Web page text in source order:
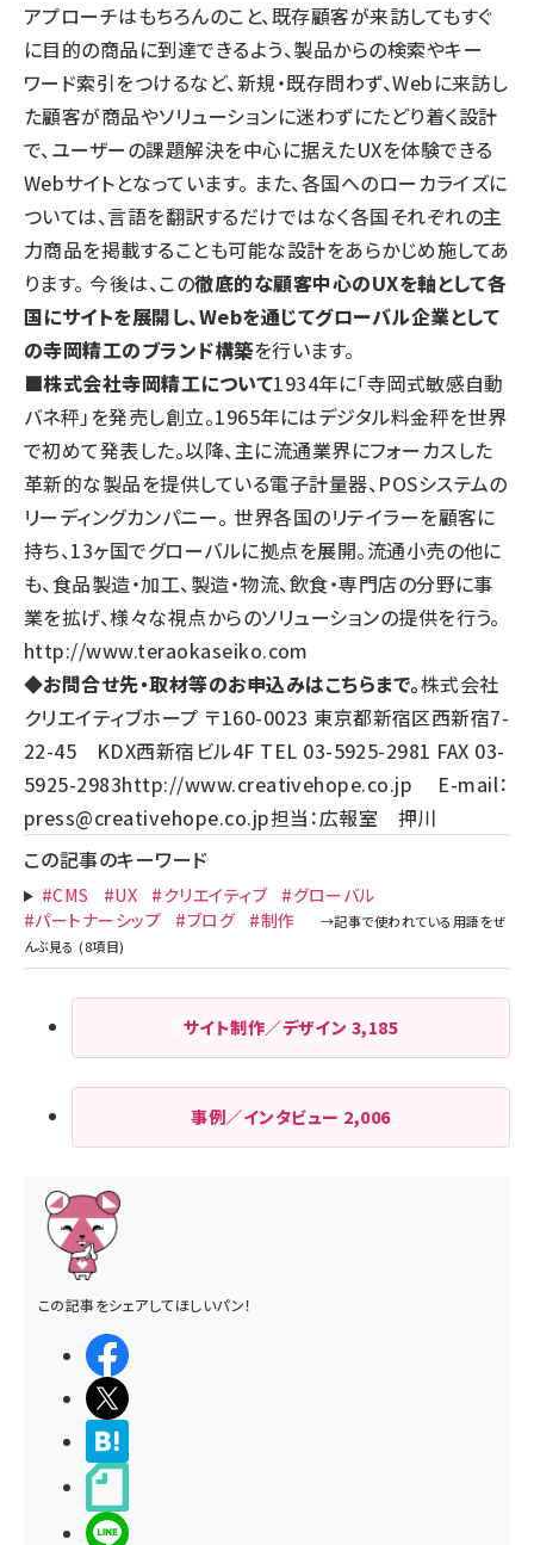
アプローチはもちろんのこと、既存顧客が来訪してもすぐ
に目的の商品に到達できるよう、製品からの検索やキー
ワード索引をつけるなど、新規・既存問わず、Webに来訪し
た顧客が商品やソリューションに迷わずにたどり着く設計
で、ユーザーの課題解決を中心に据えたUXを体験できる
Webサイトとなっています。 また、各国へのローカライズに
ついては、言語を翻訳するだけではなく各国それぞれの主
力商品を掲載することも可能な設計をあらかじめ施してあ
ります。 今後は、この徹底的な顧客中心のUXを軸として各
国にサイトを展開し、Webを通じてグローバル企業として
の寺岡精工のブランド構築を行います。
■株式会社寺岡精工について1934年に「寺岡式敏感自動
バネ秤」を発売し創立。1965年にはデジタル料金秤を世界
で初めて発表した。以降、主に流通業界にフォーカスした
革新的な製品を提供している電子計量器、POSシステムの
リーディングカンパニー。 世界各国のリテイラーを顧客に
持ち、13ヶ国でグローバルに拠点を展開。流通小売の他に
も、食品製造・加工、製造・物流、飲食・専門店の分野に事
業を拡げ、様々な視点からのソリューションの提供を行う。
http://www.teraokaseiko.com
◆お問合せ先・取材等のお申込みはこちらまで。株式会社
クリエイティブホープ 〒160-0023 東京都新宿区西新宿7-
22-45 KDX西新宿ビル4F TEL 03-5925-2981 FAX 03-
5925-2983http://www.creativehope.co.jp E-mail：
press@creativehope.co.jp担当：広報室 押川
この記事のキーワード
#CMS #UX #クリエイティブ
#グローバル
#パートナーシップ
#ブログ #制作
サイト制作／デザイン 3,185
事例／インタビュー 2,006
この記事をシェアしてほしいパン！